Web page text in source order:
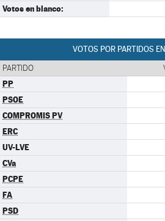
Votos en blanco:
VOTOS POR PARTIDOS
PARTIDO
PP
PSOE
COMPROMIS PV
ERC
UV-LVE
CVa
PCPE
FA
PSD